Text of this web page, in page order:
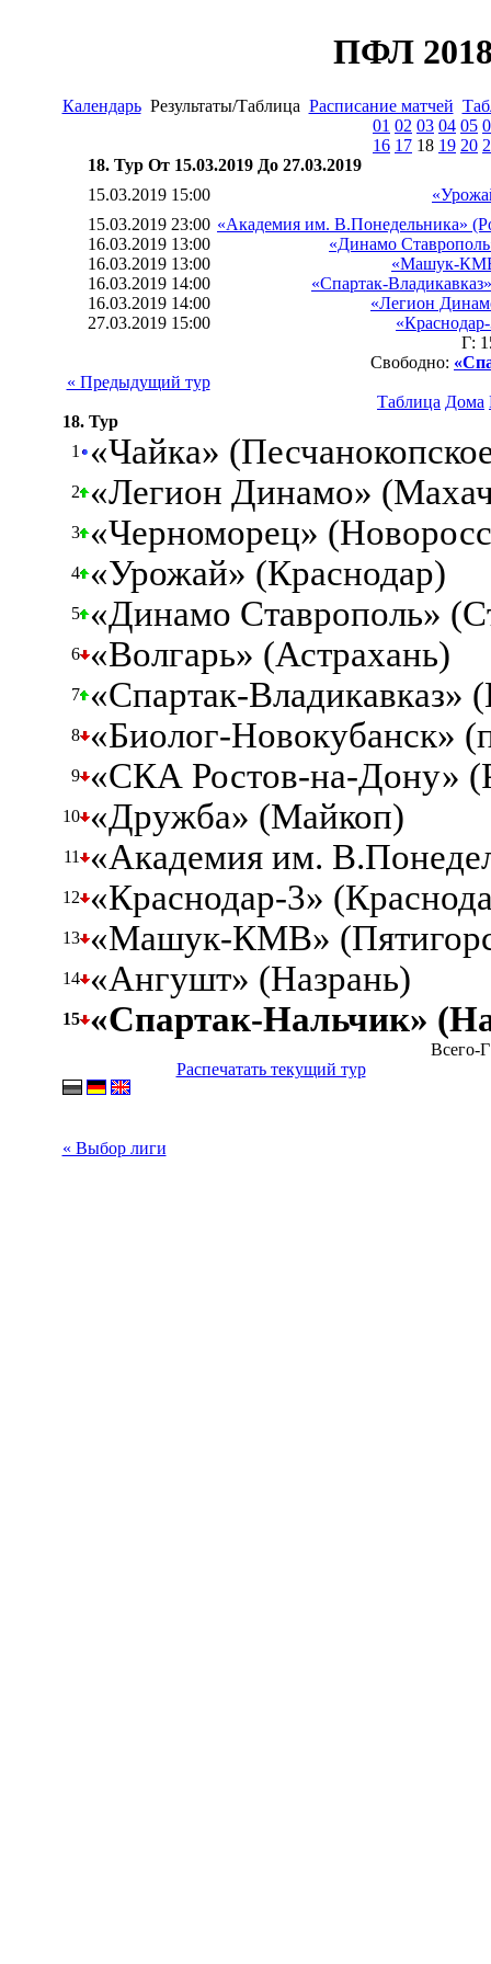
ПФЛ
КалендарьРезультаты/Таблица Расписание матчей
01 02 03 04 05
16 17 18 19 20
18. Тур От 15.03.2019 До 27.03.2019
15.03.2019 15:00
15.03.2019 23:00 «Академия им. В.Понедельника»
16.03.2019 13:00
«Динамо
16.03.2019 13:00
«Машук-
16.03.2019 14:00
«Спартак-
16.03.2019 14:00
«Легион
27.03.2019 15:00
Г:
Свободно:
« Предыдущий тур
Таблица Дома
18. Тур
1
«Чайка»
2 «Легион Динамо»
3 «Черноморец»
4 «Урожай» (Краснодар)
5 «Динамо Ставрополь»
6 «Волгарь» (Астрахань)
7 «Спартак-Владикавказ»
8 «Биолог-Новокубанск»
9 «СКА Ростов-на-Дону»
10 «Дружба» (Майкоп)
11 «Академия им.
12 «Краснодар-3»
13 «Машук-КМВ»
14 «Ангушт» (Назрань)
15 «Спартак-Нальчик»
Распечатать текущий тур
« Выбор лиги